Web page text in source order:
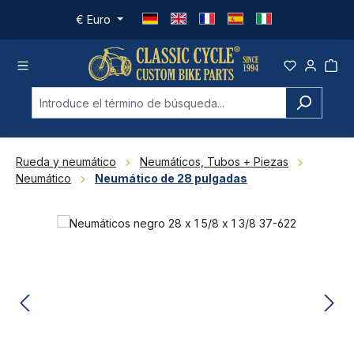
Saltar al contenido principal
€ Euro
Rueda y neumático
Neumáticos, Tubos + Piezas
Neumático
Neumático de 28 pulgadas
Omitir galería de imágenes